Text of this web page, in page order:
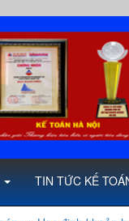
TIN TỨC KẾ